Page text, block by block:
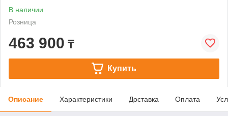
В наличии
Розница
463 900 ₸
Купить
Описание Характеристики Доставка Оплата